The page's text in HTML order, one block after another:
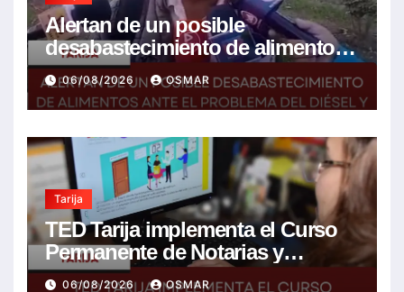
Alertan de un posible
desabastecimiento de alimentos
ante el problema del diésel y el
encarecimiento de insumos
agrícolas
06/08/2026 OSMAR
Tarija
TED Tarija implementa el Curso
Permanente de Notarias y
Notarios Electorales 2026
06/08/2026 OSMAR